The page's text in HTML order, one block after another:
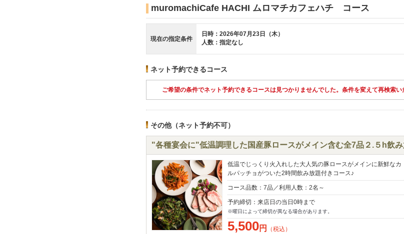
muromachiCafe HACHI ムロマチカフェハチ コース
現在の指定条件
日時：2026年07月23日（木）
人数：指定なし
ネット予約できるコース
ご希望の条件でネット予約できるコースは見つかりませんでした。条件を変えて再検索い
その他（ネット予約不可）
"各種宴会に"低温調理した国産豚ロースがメイン含む全7品２.５h飲
低温でじっくり火入れした大人気の豚ロースがメインに新鮮なカ
ルパッチョがついた2時間飲み放題付きコース♪
コース品数：7品／利用人数：2名～
予約締切：来店日の当日0時まで
※曜日によって締切が異なる場合があります。
5,500円 （税込）